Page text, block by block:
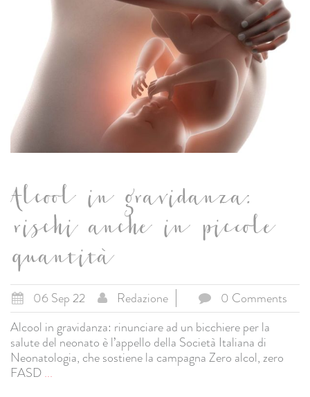
Alcool in gravidanza:
rischi anche in piccole
quantità
06 Sep 22 Redazione
0 Comments
Alcool in gravidanza: rinunciare ad un bicchiere per la
salute del neonato è l’appello della Società Italiana di
Neonatologia, che sostiene la campagna Zero alcol, zero
FASD...